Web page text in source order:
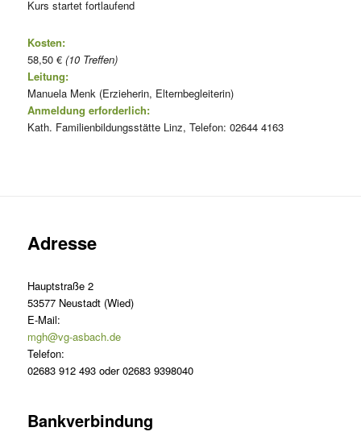
Kurs startet fortlaufend
Kosten:
58,50 € (10 Treffen)
Leitung:
Manuela Menk (Erzieherin, Elternbegleiterin)
Anmeldung erforderlich:
Kath. Familienbildungsstätte Linz, Telefon: 02644 4163
Adresse
Hauptstraße 2
53577 Neustadt (Wied)
E-Mail:
mgh@vg-asbach.de
Telefon:
02683 912 493 oder 02683 9398040
Bankverbindung